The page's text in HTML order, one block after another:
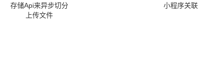
存储Api来异步切分
上传文件
小程序关联